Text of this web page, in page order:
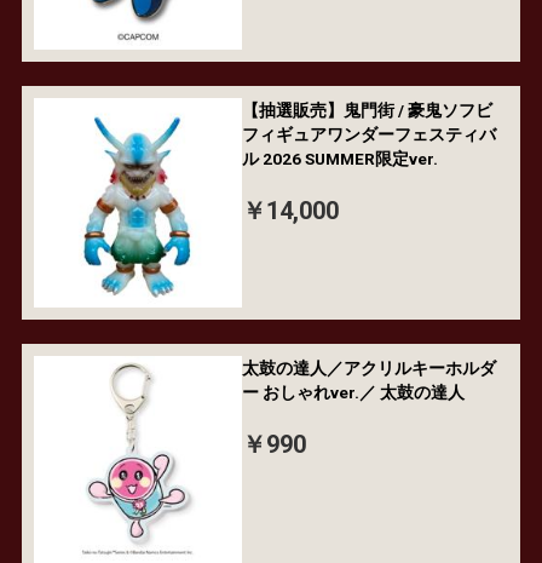
【抽選販売】鬼門街 / 豪鬼ソフビ
フィギュアワンダーフェスティバ
ル 2026 SUMMER限定ver.
￥14,000
太鼓の達人／アクリルキーホルダ
ー おしゃれver.／ 太鼓の達人
￥990